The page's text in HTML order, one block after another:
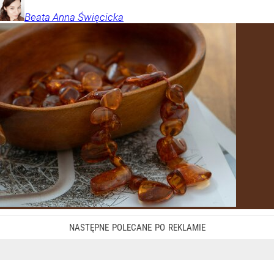
Beata Anna Święcicka